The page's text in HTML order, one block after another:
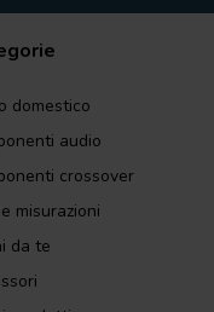
domestico
audio
crossover
misurazioni
da te